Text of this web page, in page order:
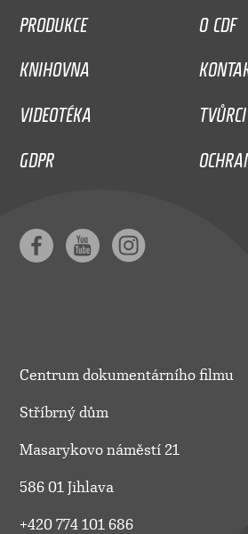
PRODUKCE
O CDF
KNIHOVNA
VIDEOTÉKA
TVŮRCI
GDPR
Centrum dokumentárního filmu
Stříbrný dům
Masarykovo náměstí 21
586 01 Jihlava
+420 774 101 686